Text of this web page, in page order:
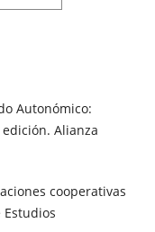
Autonómico:
Alianza
cooperativas